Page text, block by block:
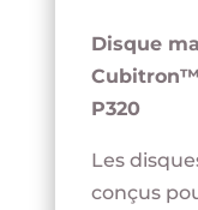
125
mm
Disque
Cubitron™
P320
Les
conçus